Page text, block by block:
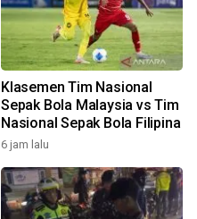
Klasemen Tim Nasional
Sepak Bola Malaysia vs Tim
Nasional Sepak Bola Filipina
6 jam lalu